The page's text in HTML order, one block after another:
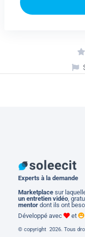
Experts à la demande
Marketplace sur
un entretien vidéo,
mentordont ils ont
Développé avec
et
© copyright 2026. Tous